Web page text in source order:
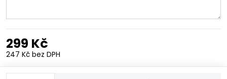
299 Kč
247 Kč bez DPH